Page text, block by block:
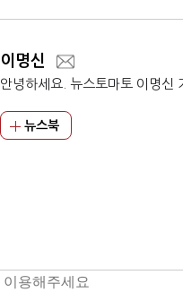
이명신
안녕하세요. 뉴스토마토 이명신
뉴스북